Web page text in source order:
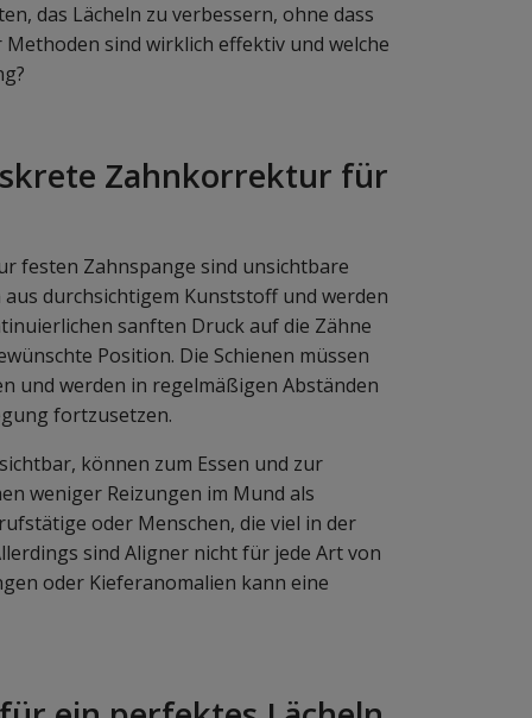
das Lächeln zu verbessern, ohne dass
sind wirklich effektiv und welche
Zahnkorrektur für
festen Zahnspange sind unsichtbare
durchsichtigem Kunststoff und werden
sanften Druck auf die Zähne
Position. Die Schienen müssen
und werden in regelmäßigen Abständen
fortzusetzen.
können zum Essen und zur
weniger Reizungen im Mund als
oder Menschen, die viel in der
sind Aligner nicht für jede Art von
oder Kieferanomalien kann eine